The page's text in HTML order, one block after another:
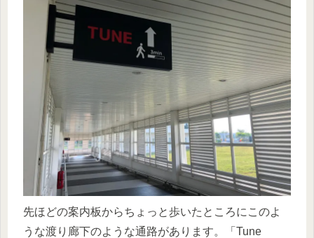
先ほどの案内板からちょっと歩いたところにこのよ
うな渡り廊下のような通路があります。「Tune